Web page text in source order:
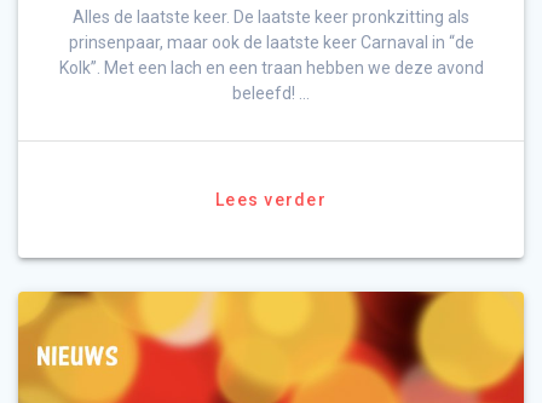
Alles de laatste keer. De laatste keer pronkzitting als
prinsenpaar, maar ook de laatste keer Carnaval in “de
Kolk”. Met een lach en een traan hebben we deze avond
beleefd! …
Lees verder